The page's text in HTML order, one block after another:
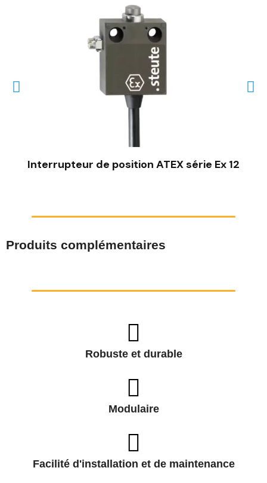
Interrupteur de position ATEX série Ex 12
Produits complémentaires
Robuste et durable
Modulaire
Facilité d'installation et de maintenance